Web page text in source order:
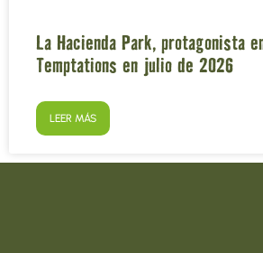
La Hacienda Park, protagonista
Temptations en julio de 2026
LEER MÁS